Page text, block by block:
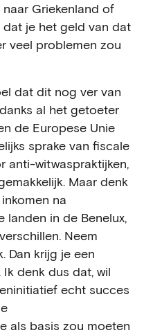
Griekenland of
dat je het geld van dat
veel problemen zou
dat dit nog ver van
al het getoeter
de Europese Unie
sprake van fiscale
anti-witwaspraktijken,
Maar denk
na
landen in de Benelux,
Neem
Dan krijg je een
denk dus dat, wil
echt succes
als basis zou moeten